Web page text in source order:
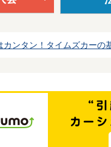
カンタン！タイムズカーの